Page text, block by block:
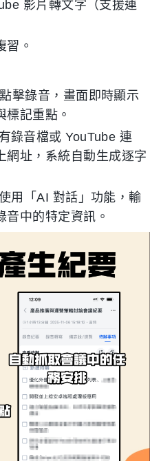
影片轉文字（支援連
習。
擊錄音，畫面即時顯示
標記重點。
錄音檔或 YouTube 連
網址，系統自動生成逐字
用「AI 對話」功能，輸
音中的特定資訊。